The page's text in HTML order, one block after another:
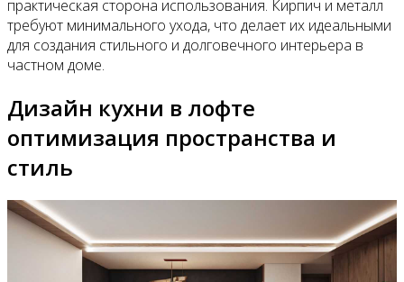
практическая сторона использования. Кирпич и металл
требуют минимального ухода, что делает их идеальными
для создания стильного и долговечного интерьера в
частном доме.
Дизайн кухни в лофте
оптимизация пространства и
стиль